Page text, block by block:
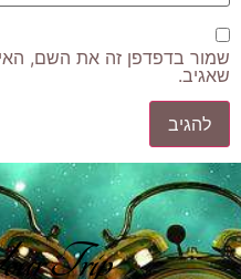
שמור בדפדפן זה את השם,
שאגיב.
Trip